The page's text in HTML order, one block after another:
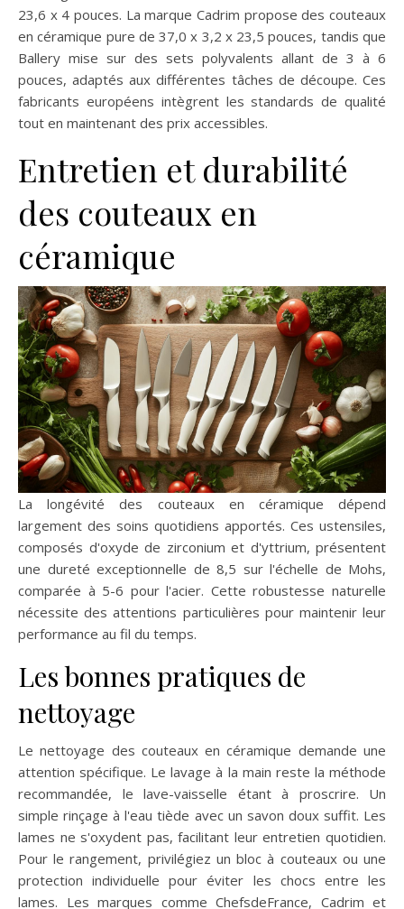
23,6 x 4 pouces. La marque Cadrim propose des couteaux
en céramique pure de 37,0 x 3,2 x 23,5 pouces, tandis que
Ballery mise sur des sets polyvalents allant de 3 à 6
pouces, adaptés aux différentes tâches de découpe. Ces
fabricants européens intègrent les standards de qualité
tout en maintenant des prix accessibles.
Entretien et durabilité
des couteaux en
céramique
La longévité des couteaux en céramique dépend
largement des soins quotidiens apportés. Ces ustensiles,
composés d'oxyde de zirconium et d'yttrium, présentent
une dureté exceptionnelle de 8,5 sur l'échelle de Mohs,
comparée à 5-6 pour l'acier. Cette robustesse naturelle
nécessite des attentions particulières pour maintenir leur
performance au fil du temps.
Les bonnes pratiques de
nettoyage
Le nettoyage des couteaux en céramique demande une
attention spécifique. Le lavage à la main reste la méthode
recommandée, le lave-vaisselle étant à proscrire. Un
simple rinçage à l'eau tiède avec un savon doux suffit. Les
lames ne s'oxydent pas, facilitant leur entretien quotidien.
Pour le rangement, privilégiez un bloc à couteaux ou une
protection individuelle pour éviter les chocs entre les
lames. Les marques comme ChefsdeFrance, Cadrim et